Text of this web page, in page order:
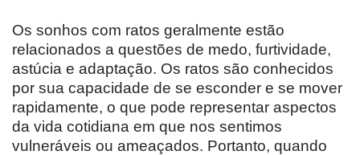
Os sonhos com ratos geralmente estão
relacionados a questões de medo, furtividade,
astúcia e adaptação. Os ratos são conhecidos
por sua capacidade de se esconder e se mover
rapidamente, o que pode representar aspectos
da vida cotidiana em que nos sentimos
vulneráveis ou ameaçados. Portanto, quando